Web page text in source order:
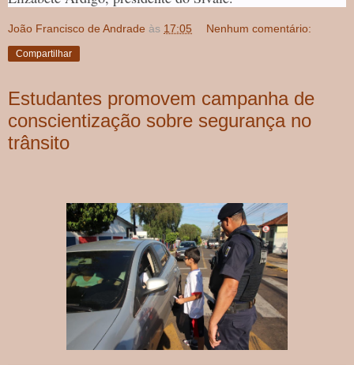
João Francisco de Andrade às 17:05 Nenhum comentário:
Compartilhar
Estudantes promovem campanha de
conscientização sobre segurança no
trânsito